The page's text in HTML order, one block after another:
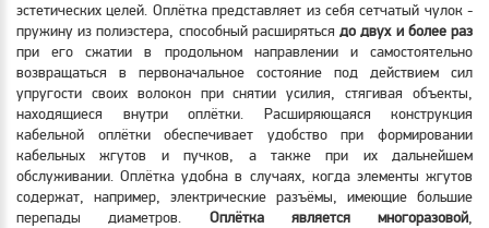
эстетических целей. Оплётка представляет из себя сетчатый чулок -
пружину из полиэстера, способный расширятьсядо двух и более раз
при его сжатии в продольном направлении и самостоятельно
возвращаться в первоначальное состояние под действием сил
упругости своих волокон при снятии усилия, стягивая объекты,
находящиеся внутри оплётки. Расширяющаяся конструкция
кабельной оплётки обеспечивает удобство при формировании
кабельных жгутов и пучков, а также при их дальнейшем
обслуживании. Оплётка удобна в случаях, когда элементы жгутов
содержат, например, электрические разъёмы, имеющие большие
перепады диаметров. Оплётка является многоразовой,